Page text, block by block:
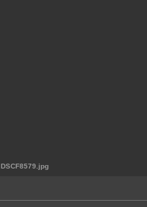
DSCF8579.jpg